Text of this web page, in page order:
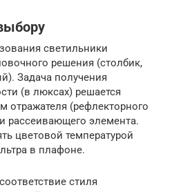
светильники
решения (столбик,
Задача получения
(в люксах) решается
(рефлекторного
рассеивающего элемента.
цветовой температурой
в плафоне.
стиля